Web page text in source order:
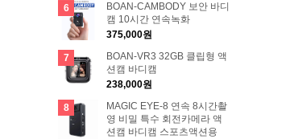
6
BOAN-CAMBODY 보안 바디
캠 10시간 연속녹화
375,000원
7
BOAN-VR3 32GB 클립형 액
션캠 바디캠
238,000원
8
MAGIC EYE-8 연속 8시간촬
영 비밀 특수 회전카메라 액
션캠 바디캠 스포츠액션용